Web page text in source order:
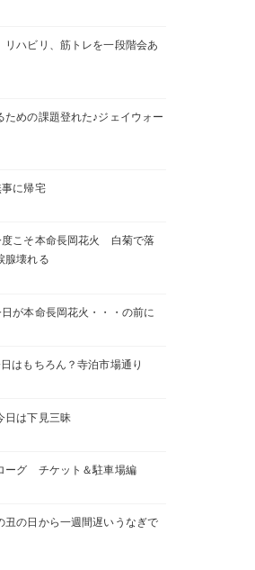
リハビリ、筋トレを一段階会あ
ための課題登れた♪ジェイウォー
に帰宅
こそ本命長岡花火 白菊で落
腺壊れる
本命長岡花火・・・の前に
もちろん？寺泊市場通り
は下見三昧
ーグ チケット＆駐車場編
丑の日から一週間遅いうなぎで